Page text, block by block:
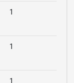
1
1
1